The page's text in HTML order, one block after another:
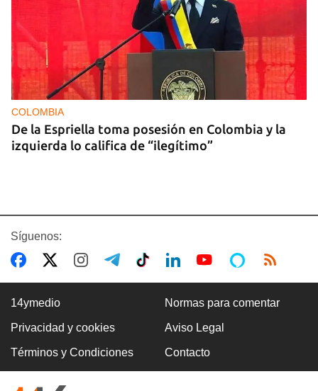
COLOMBIA
De la Espriella toma posesión en Colombia y la
izquierda lo califica de “ilegítimo”
BOXEO
El boxeo masculino cubano se quedó sin títulos
en Santo Domingo
Síguenos:
14ymedio Normas para comentar
Privacidad y cookies Aviso Legal
Términos y Condiciones Contacto